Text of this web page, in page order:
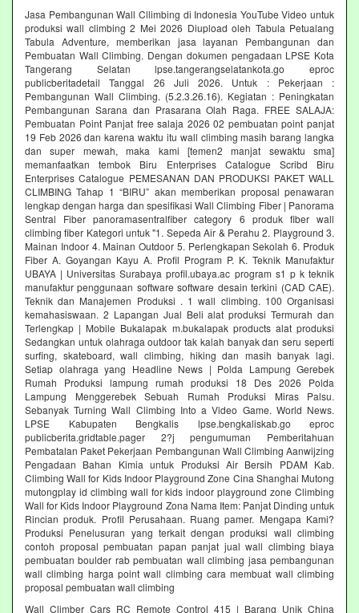
Jasa Pembangunan Wall Cllimbing di Indonesia YouTube Video untuk
produksi wall climbing 2 Mei 2026 Diupload oleh Tabula Petualang
Tabula Adventure, memberikan jasa layanan Pembangunan dan
Pembuatan Wall Climbing. Dengan dokumen pengadaan LPSE Kota
Tangerang Selatan lpse.tangerangselatankota.go eproc
publicberitadetail Tanggal 26 Juli 2026. Untuk : Pekerjaan :
Pembangunan Wall Climbing. (5.2.3.26.16). Kegiatan : Peningkatan
Pembangunan Sarana dan Prasarana Olah Raga. FREE SALAJA:
Pembuatan Point Panjat free salaja 2026 02 pembuatan point panjat
19 Feb 2026 dan karena waktu itu wall climbing masih barang langka
dan super mewah, maka kami [temen2 manjat sewaktu sma]
memanfaatkan tembok Biru Enterprises Catalogue Scribd Biru
Enterprises Catalogue PEMESANAN DAN PRODUKSI PAKET WALL
CLIMBING Tahap 1 “BIRU” akan memberikan proposal penawaran
lengkap dengan harga dan spesifikasi Wall Climbing Fiber | Panorama
Sentral Fiber panoramasentralfiber category 6 produk fiber wall
climbing fiber Kategori untuk "1. Sepeda Air & Perahu 2. Playground 3.
Mainan Indoor 4. Mainan Outdoor 5. Perlengkapan Sekolah 6. Produk
Fiber A. Goyangan Kayu A. Profil Program P. K. Teknik Manufaktur
UBAYA | Universitas Surabaya profil.ubaya.ac program s1 p k teknik
manufaktur penggunaan software software desain terkini (CAD CAE).
Teknik dan Manajemen Produksi . 1 wall climbing. 100 Organisasi
kemahasiswaan. 2 Lapangan Jual Beli alat produksi Termurah dan
Terlengkap | Mobile Bukalapak m.bukalapak products alat produksi
Sedangkan untuk olahraga outdoor tak kalah banyak dan seru seperti
surfing, skateboard, wall climbing, hiking dan masih banyak lagi.
Setiap olahraga yang Headline News | Polda Lampung Gerebek
Rumah Produksi lampung rumah produksi 18 Des 2026 Polda
Lampung Menggerebek Sebuah Rumah Produksi Miras Palsu.
Sebanyak Turning Wall Climbing Into a Video Game. World News.
LPSE Kabupaten Bengkalis lpse.bengkaliskab.go eproc
publicberita.gridtable.pager 2?j pengumuman Pemberitahuan
Pembatalan Paket Pekerjaan Pembangunan Wall Climbing Aanwijzing
Pengadaan Bahan Kimia untuk Produksi Air Bersih PDAM Kab.
Climbing Wall for Kids Indoor Playground Zone Cina Shanghai Mutong
mutongplay id climbing wall for kids indoor playground zone Climbing
Wall for Kids Indoor Playground Zona Nama Item: Panjat Dinding untuk
Rincian produk. Profil Perusahaan. Ruang pamer. Mengapa Kami?
Produksi Penelusuran yang terkait dengan produksi wall climbing
contoh proposal pembuatan papan panjat jual wall climbing biaya
pembuatan boulder rab pembuatan wall climbing jasa pembangunan
wall climbing harga point wall climbing cara membuat wall climbing
proposal pembuatan wall climbing
Wall Climber Cars RC Remote Control 415 | Barang Unik China